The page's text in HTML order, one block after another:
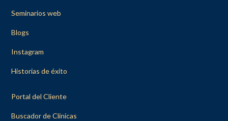
Seminarios web
Blogs
Instagram
Historias de éxito
Portal del Cliente
Buscador de Clínicas